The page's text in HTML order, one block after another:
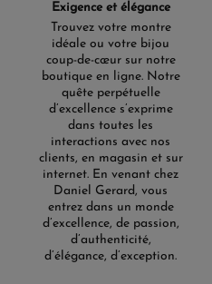
Exigence et élégance
Trouvez votre montre
idéale ou votre bijou
coup-de-cœur sur notre
boutique en ligne. Notre
quête perpétuelle
d’excellence s’exprime
dans toutes les
interactions avec nos
clients, en magasin et sur
internet. En venant chez
Daniel Gerard, vous
entrez dans un monde
d’excellence, de passion,
d’authenticité,
d’élégance, d’exception.